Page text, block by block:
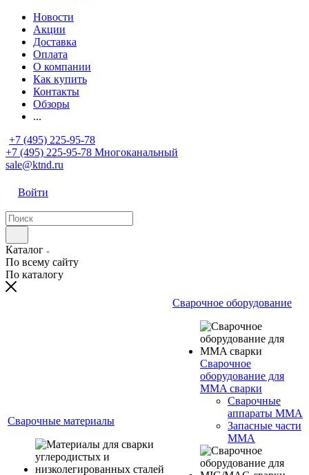
Новости
Акции
Доставка
Оплата
О компании
Как купить
Контакты
Обзоры
...
+7 (495) 225-95-78
+7 (495) 225-95-78 Многоканальный
sale@ktnd.ru
Войти
Каталог
По всему сайту
По каталогу
Сварочные материалы
Сварочное оборудование
Сварочное
оборудование для
MMA сварки
Сварочные
аппараты MMA
Запасные части
MMA